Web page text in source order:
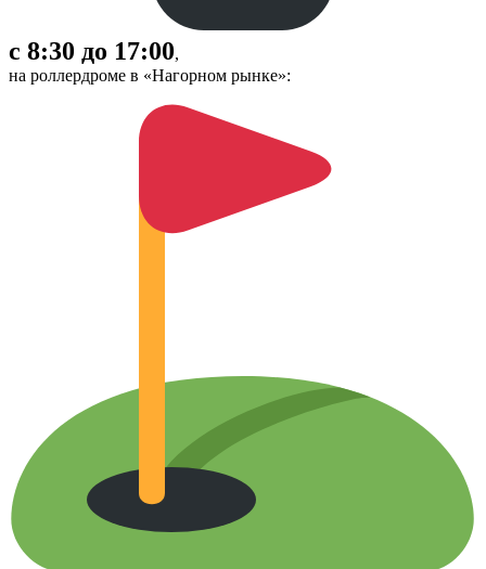
с 8:30 до 17:00,
на роллердроме в «Нагорном рынке»: